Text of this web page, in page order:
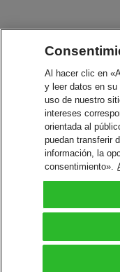
Al hacer clic en
y leer datos en
uso de nuestro
intereses
orientada al
puedan transferir
información, la
consentimiento».